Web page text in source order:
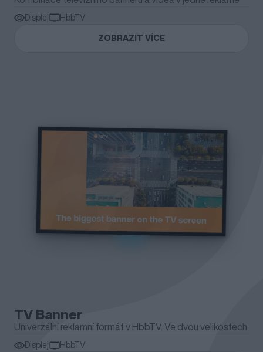
Displej
HbbTV
ZOBRAZIT VÍCE
TV Banner
Univerzální reklamní formát v HbbTV. Ve dvou velikostech
Displej
HbbTV